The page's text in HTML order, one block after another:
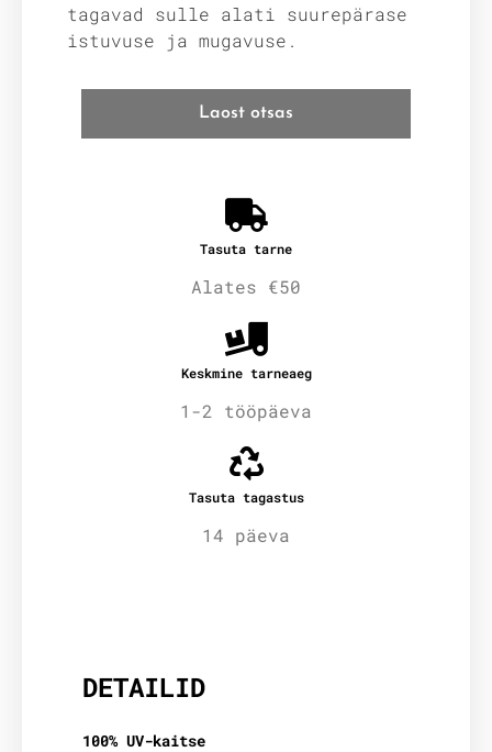
tagavad sulle alati suurepärase
istuvuse ja mugavuse.
Laost otsas
Tasuta tarne
Alates €50
Keskmine tarneaeg
1-2 tööpäeva
Tasuta tagastus
14 päeva
DETAILID
100% UV-kaitse